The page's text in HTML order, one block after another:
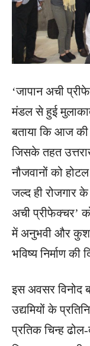
‘जापान अची
मंडल से हुई
बताया कि आज की
जिसके तहत
नौजवानों को
जल्द ही रोजगार
अची प्रीफेक्चर’
में अनुभवी और
भविष्य निर्माण की
इस अवसर विनोद
उद्यमियों के
प्रतिक चिन्ह